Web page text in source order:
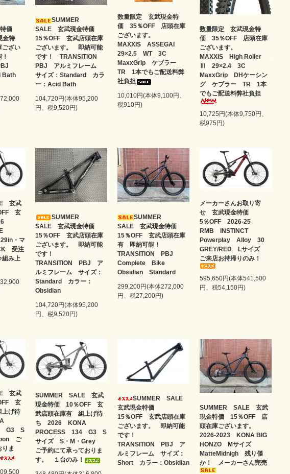
価
金特
ざい
！
Bath
SUMMER
SALE 玄武現金特価
15％OFF 玄武店頭在庫
ございます。 即納可能
です！ TRANSITION
PBJ アルミフレーム
サイズ：Standard カラ
ー：Acid Bath
104,720円(本体95,200
円、税9,520円)
数量限定 玄武現金特
価 35％OFF 店頭在庫
ございます。
MAXXIS ASSEGAI
29×2.5 WT 3C
MaxxGrip ケブラー
TR 1本でもご配送料弊
社負担
10,010円(本体9,100円、
税910円)
数量限定 玄武現金特
価 35％OFF 店頭在庫
ございます。
MAXXIS High Roller
Ⅲ 29×2.4 3C
MaxxGrip DHケーシン
グ ケブラー TR 1本
でもご配送料弊社負担
10,725円(本体9,750円、
税975円)
玄武
玄
・マ
受注
み上
SUMMER
SALE 玄武現金特価
15％OFF 玄武店頭在庫
ございます。 即納可能
です！
TRANSITION PBJ ア
ルミフレーム サイズ：
Standard カラー：
Obsidian
104,720円(本体95,200
円、税9,520円)
SUMMER
SALE 玄武現金特価
15％OFF 玄武店頭在庫
有 即納可能！
TRANSITION PBJ
Complete Bike
Obsidian Standard
299,200円(本体272,000
円、税27,200円)
メーカーさんお取り寄
せ 玄武現金特価
5％OFF 2026-25
RMB INSTINCT
Powerplay Alloy 30
GREY/RED Lサイズ
ご来店お持帰りのみ！
595,650円(本体541,500
円、税54,150円)
玄武
玄
げ待
G3 S
ご
りま
SUMMER SALE 玄武
現金特価 10％OFF 玄
武店頭在庫有 組上げ待
ち 2026 KONA
PROCESS 134 G3 S
サイズ S・M・Grey
ご予約にて承っておりま
す。 １台のみ！
SUMMER SALE
玄武現金特価
15％OFF 玄武店頭在庫
ございます。 即納可能
です！
TRANSITION PBJ ア
ルミフレーム サイズ：
Short カラー：Obsidian
SUMMER SALE 玄武
現金特価 15％OFF 店
頭在庫ございます。
2026-2023 KONA BIG
HONZO Mサイズ
MatteMidnigh 残り僅
か！ メーカーさん完売